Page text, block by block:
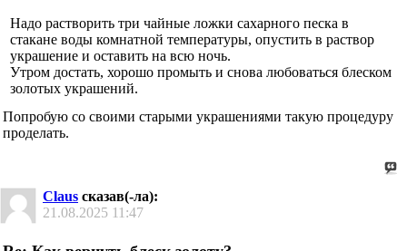
Надо растворить три чайные ложки сахарного песка в
стакане воды комнатной температуры, опустить в раствор
украшение и оставить на всю ночь.
Утром достать, хорошо промыть и снова любоваться блеском
золотых украшений.
Попробую со своими старыми украшениями такую процедуру
проделать.
Claus сказав(-ла):
21.08.2025 11:47